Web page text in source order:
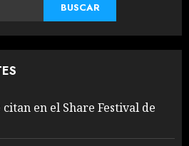
BUSCAR
en el Share Festival de